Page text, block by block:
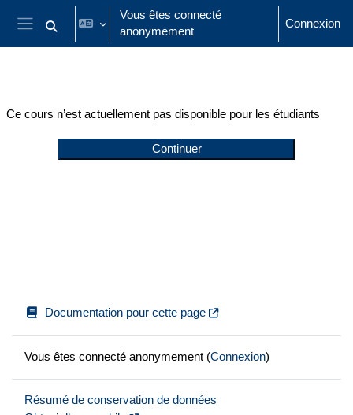
Passer au contenu principal
Panneau latéral
Activer/désactiver la saisie de recherche
Vous êtes connecté
anonymement
Connexion
Ce cours n’est actuellement pas disponible pour les étudiants
Continuer
Documentation pour cette page
Vous êtes connecté anonymement (Connexion)
Résumé de conservation de données